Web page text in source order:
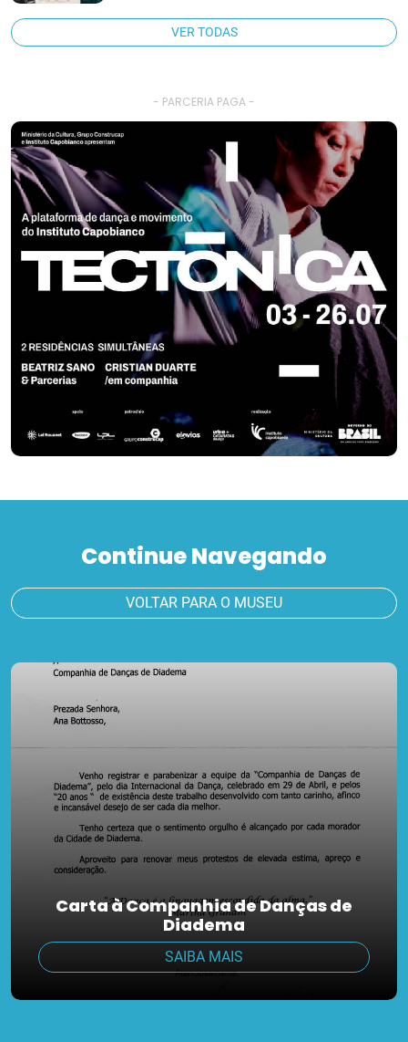
VER TODAS
- PARCERIA PAGA -
Continue Navegando
VOLTAR PARA O MUSEU
Carta à Companhia de Danças de
Diadema
SAIBA MAIS